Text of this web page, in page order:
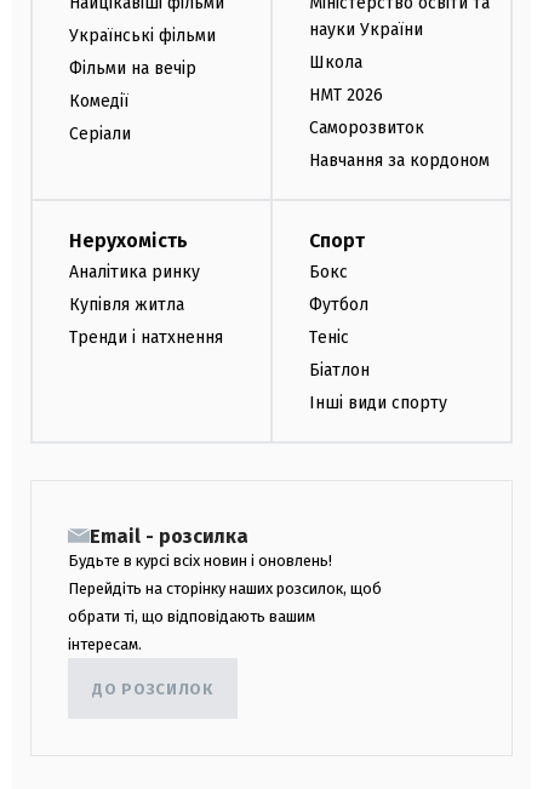
Українські фільми
Фільми на вечір
Комедії
Серіали
науки України
Школа
НМТ 2026
Саморозвиток
Навчання за кордоном
Нерухомість
Аналітика ринку
Купівля житла
Тренди і натхнення
Спорт
Бокс
Футбол
Теніс
Біатлон
Інші види спорту
Email - розсилка
Будьте в курсі всіх новин і оновлень!
Перейдіть на сторінку наших розсилок, щоб
обрати ті, що відповідають вашим
інтересам.
ДО РОЗСИЛОК